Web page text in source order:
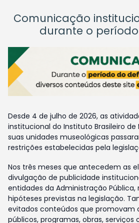
Comunicação
durante o
Desde 4 de julho de 2026, as
institucional do Instituto Brasileiro de
suas unidades museológicas
restrições estabelecidas pela
Nos três meses que antecedem as
divulgação de publicidade
entidades da Administração Pública,
hipóteses previstas na legislação.
evitados conteúdos que promovam
públicos, programas, obras, serviços